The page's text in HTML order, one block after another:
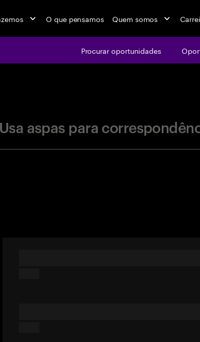
O que pensamos Quem somos
Procurar oportunidades
Usa aspas para